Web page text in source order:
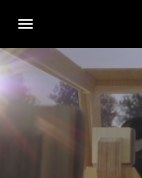
전체
메뉴